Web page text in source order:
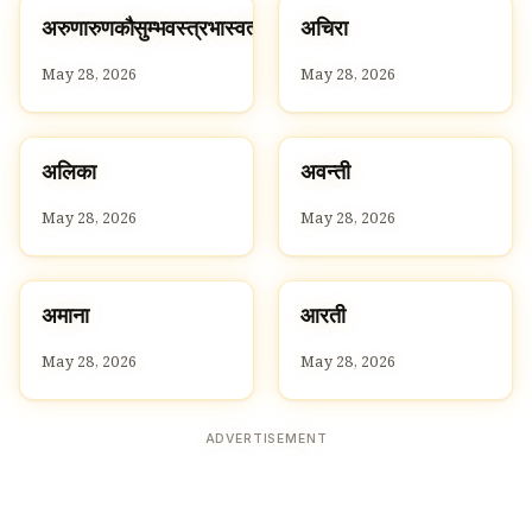
Aअ
अरुणारुणकौसुम्भवस्त्रभास्वत्कटीतटी
May 28, 2026
Aअ
अचिरा
May 28, 2026
Aअ
अलिका
May 28, 2026
Aअ
अवन्ती
May 28, 2026
Aअ
अमाना
May 28, 2026
A
आ
आरती
May 28, 2026
ADVERTISEMENT